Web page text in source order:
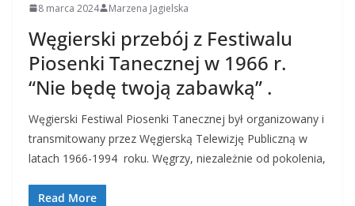
8 marca 2024 Marzena Jagielska
Węgierski przebój z Festiwalu
Piosenki Tanecznej w 1966 r.
“Nie będę twoją zabawką” .
Węgierski Festiwal Piosenki Tanecznej był organizowany i
transmitowany przez Węgierską Telewizję Publiczną w
latach 1966-1994 roku. Węgrzy, niezależnie od pokolenia,
Read More